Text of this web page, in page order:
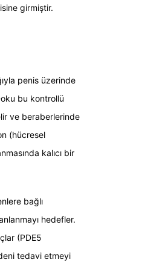
girmiştir.
penis üzerinde
bu kontrollü
ve beraberlerinde
(hücresel
kalıcı bir
bağlı
hedefler.
(PDE5
tedavi etmeyi